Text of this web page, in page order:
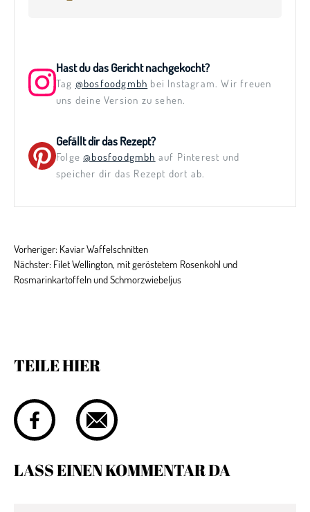
Hast du das Gericht nachgekocht?
Tag @bosfoodgmbh bei Instagram. Wir freuen
uns deine Version zu sehen.
Gefällt dir das Rezept?
Folge@bosfoodgmbh auf Pinterest und
speicher dir das Rezept dort ab.
Vorheriger: Kaviar Waffelschnitten
Nächster: Filet Wellington, mit geröstetem Rosenkohl und
Rosmarinkartoffeln und Schmorzwiebeljus
LASS EINEN KOMMENTAR DA
TEILE HIER